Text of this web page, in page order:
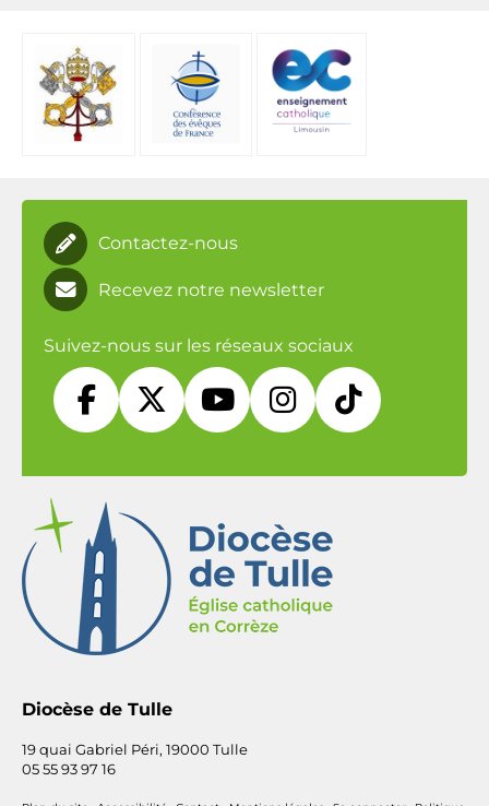
Contactez-nous
Recevez notre newsletter
Suivez-nous sur les réseaux sociaux
    
Diocèse de Tulle
19 quai Gabriel Péri, 19000 Tulle
05 55 93 97 16